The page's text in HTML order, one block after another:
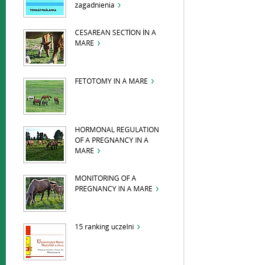
zagadnienia
CESAREAN SECTİON İN A
MARE
FETOTOMY IN A MARE
HORMONAL REGULATION
OF A PREGNANCY IN A
MARE
MONITORING OF A
PREGNANCY IN A MARE
15 ranking uczelni